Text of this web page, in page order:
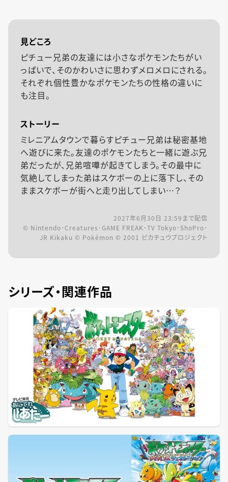
見どころ
ピチュー兄弟の友達には小さなポケモンたちがい
っぱいで、そのかわいさに思わずメロメロにされる。
それぞれ個性豊かなポケモンたちの性格の違いに
も注目。
ストーリー
ミレニアムタウンで暮らすピチュー兄弟は秘密基地
へ遊びに来た。友達のポケモンたちと一緒に遊ぶ兄
弟だったが、兄弟喧嘩が起きてしまう。その最中に
気絶してしまった弟はスケボーの上に落下し、その
ままスケボーが街へと走り出してしまい…？
2027年6月30日 23:59 まで配信
© Nintendo･Creatures･GAME FREAK･TV Tokyo･ShoPro･
JR Kikaku © Pokémon © 2001 ピカチュウプロジェクト
シリーズ・関連作品